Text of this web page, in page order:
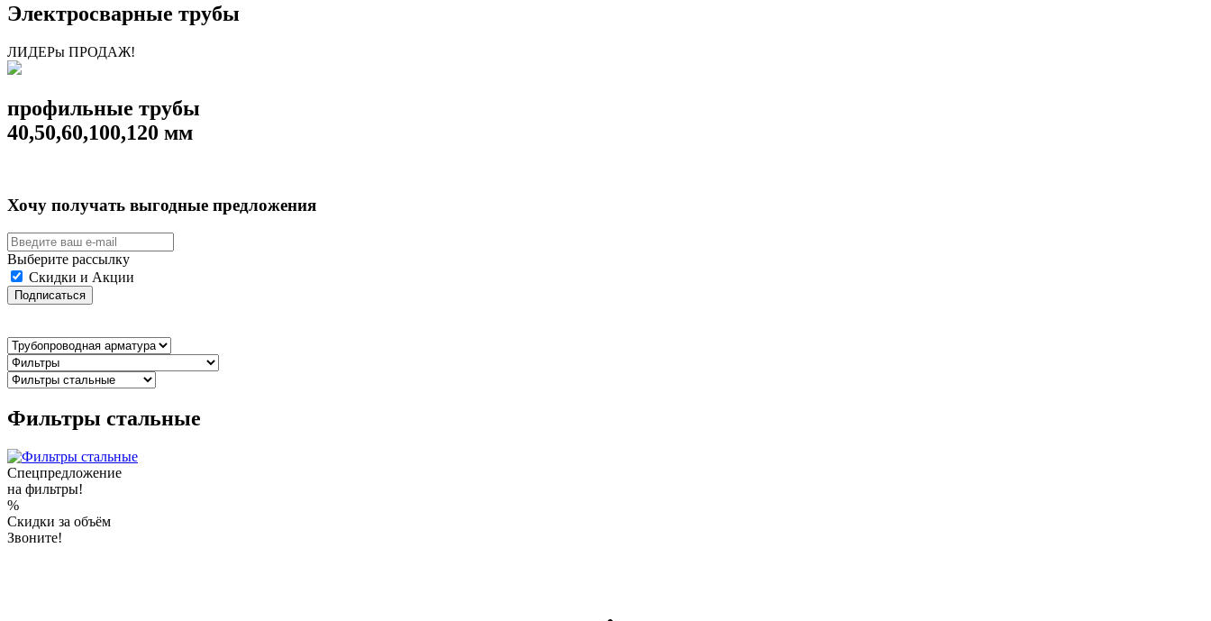
Электросварные трубы
ЛИДЕРы ПРОДАЖ!
профильные трубы
40,50,60,100,120 мм
Хочу получать выгодные предложения
Выберите рассылку
Скидки и Акции
Подписаться
Фильтры стальные
Спецпредложение
на фильтры!
%
Скидки за объём
Звоните!